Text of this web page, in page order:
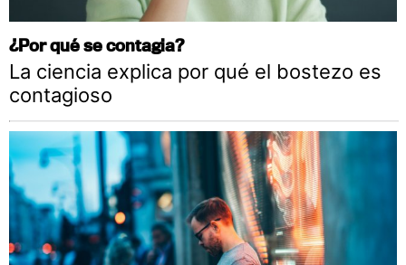
¿Por qué se contagia?
La ciencia explica por qué el bostezo es
contagioso